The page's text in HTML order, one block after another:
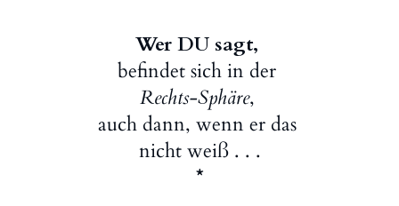
Wer DU sagt,
befindet sich in der
Rechts-Sphäre,
auch dann, wenn er das
nicht weiß . . .
*